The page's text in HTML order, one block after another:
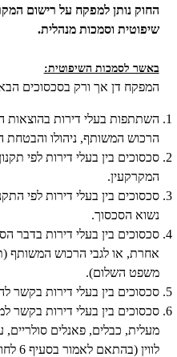
החוק נותן למפקח על רישום
שיפוטית וסמכות מנהלית.
באשר לסמכות השיפוטית:
המפקח דן אך ורק בסכסוכים
השתתפות בעלי דירות בהוצאות
הרכוש המשותף, ניהולו והבטחת
סכסוכים בין בעלי דירות לפי
המקרקעין.
סכסוכים בין בעלי דירות לפי
נשוא הסכסוך.
סכסוכים בין בעלי דירות בדבר
אחרת, או לגבי הרכוש המשותף
משפט השלום).
סכסוכים בין בעלי דירות בקשר
סכסוכים בין בעלי דירות בקשר
מעלית, כבלים, פאנלים
לווין (בהתאם לאמור בסעיף 6 לחוק הבזק)